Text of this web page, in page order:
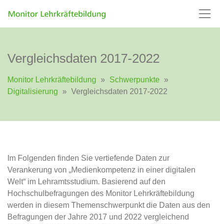
Vergleichsdaten 2017-2022
Monitor Lehrkräftebildung » Schwerpunkte »
Digitalisierung
» Vergleichsdaten 2017-2022
Im Folgenden finden Sie vertiefende Daten zur
Verankerung von „Medienkompetenz in einer digitalen
Welt“ im Lehramtsstudium. Basierend auf den
Hochschulbefragungen des Monitor Lehrkräftebildung
werden in diesem Themenschwerpunkt die Daten aus den
Befragungen der Jahre 2017 und 2022 vergleichend